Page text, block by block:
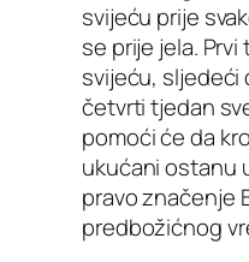
svijeću prije
se prije jela.
svijeću, sljedeći
četvrti tjedan
pomoći će da
ukućani ostanu
pravo značenje
predbožićnog